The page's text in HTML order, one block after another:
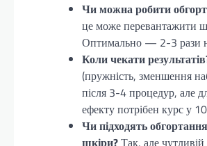
Чи можна робити
це може перевантажити
Оптимально — 2-3 рази
Коли чекати
(пружність, зменшення
після 3-4 процедур, але
ефекту потрібен курс у
Чи підходять
шкіри?Так, але